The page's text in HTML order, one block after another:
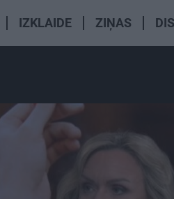
IZKLAIDE ZIŅAS